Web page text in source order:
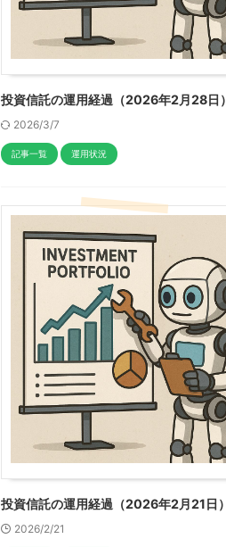
投資信託の運用経過（2026年2月28日）
2026/3/7
記事一覧 運用状況
投資信託の運用経過（2026年2月21日）
2026/2/21